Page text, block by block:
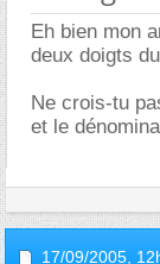
Eh bien mon
deux doigts
Ne crois-tu
et le
17/09/2005,